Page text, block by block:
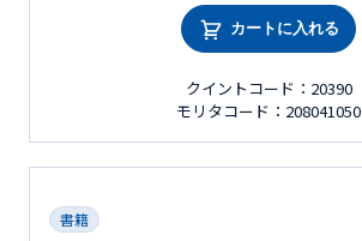
カートに入れる
クイントコード：20390
モリタコード：208041050
書籍